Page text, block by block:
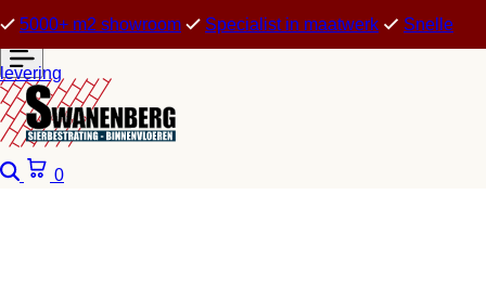
5000+ m2 showroom Specialist in maatwerk Snelle
levering
Zoeken
0